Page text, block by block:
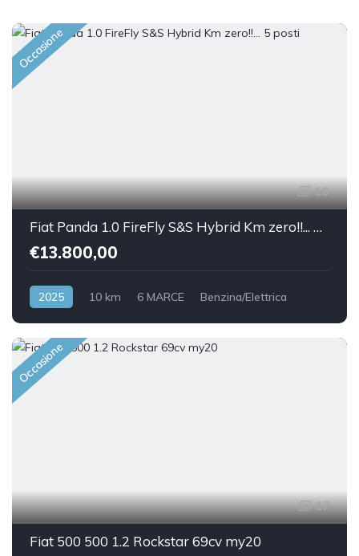
Occasione
10
Fiat Panda 1.0 FireFly S&S Hybrid Km zero!!... 5 posti
€13.800,00
2025 10 km 6 MARCE
Benzina/Elettrica
Occasione
17
Fiat 500 500 1.2 Rockstar 69cv my20